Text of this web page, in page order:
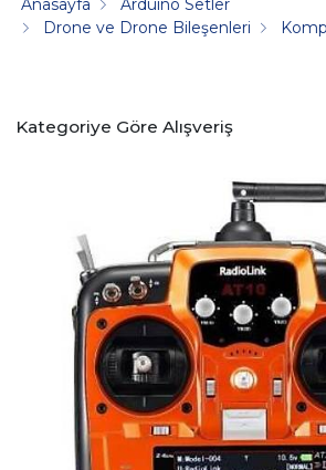
Drone ve Drone Bileşenleri
Kategoriye Göre Alışveriş